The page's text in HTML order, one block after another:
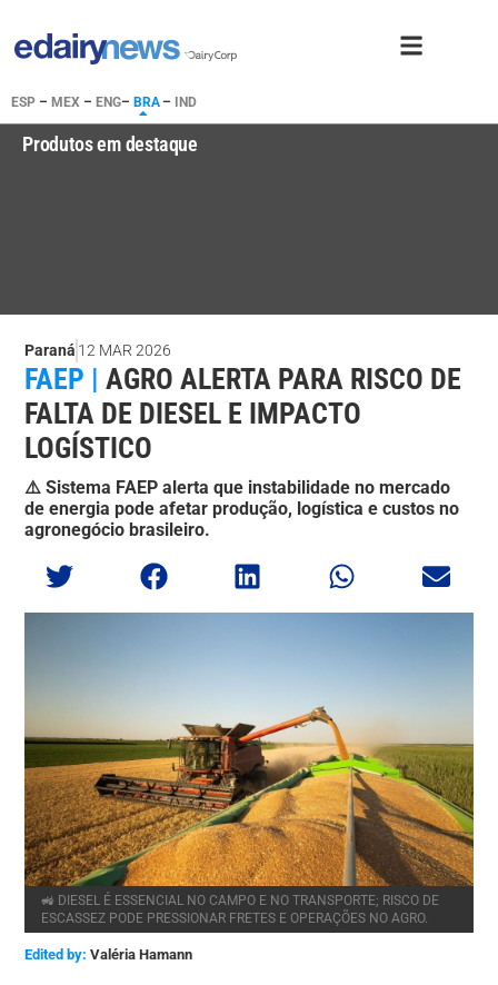
ESP – MEX – ENG– BRA– IND
Produtos em destaque
Paraná 12 MAR 2026
FAEP | AGRO ALERTA PARA RISCO DE
FALTA DE DIESEL E IMPACTO
LOGÍSTICO
⚠️ Sistema FAEP alerta que instabilidade no mercado
de energia pode afetar produção, logística e custos no
agronegócio brasileiro.
🚜 DIESEL É ESSENCIAL NO CAMPO E NO TRANSPORTE; RISCO DE
ESCASSEZ PODE PRESSIONAR FRETES E OPERAÇÕES NO AGRO.
Edited by: Valéria Hamann